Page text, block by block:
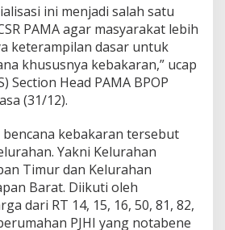
ini menjadi salah satu
PAMA agar masyarakat lebih
keterampilan dasar untuk
khususnya kebakaran,” ucap
Section Head PAMA BPOP
(31/12).
kebakaran tersebut
Yakni Kelurahan
Timur dan Kelurahan
Barat. Diikuti oleh
dari RT 14, 15, 16, 50, 81, 82,
PJHI yang notabene